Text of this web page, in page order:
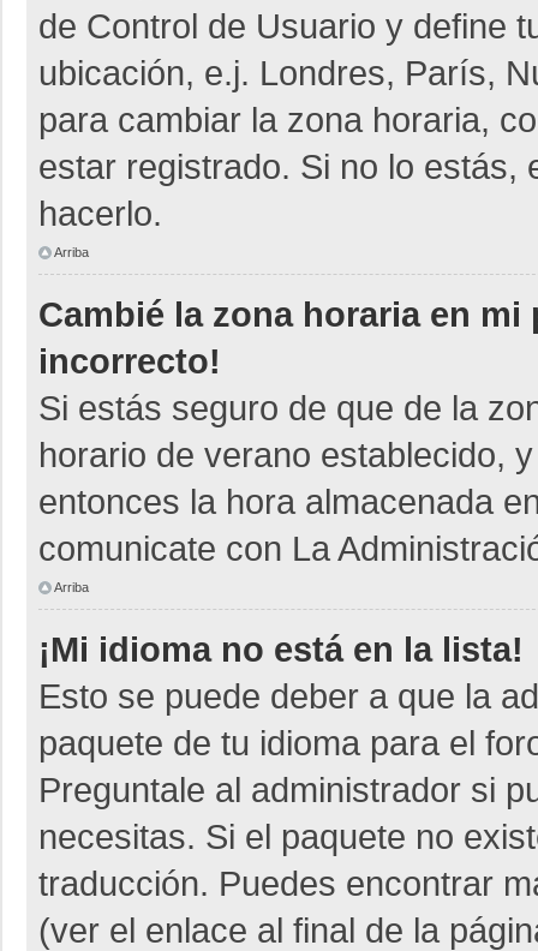
de Control de Usuario y define
ubicación, e.j. Londres, París,
para cambiar la zona horaria,
estar registrado. Si no lo estás,
hacerlo.
Arriba
Cambié la zona horaria en
incorrecto!
Si estás seguro de que de la
horario de verano establecido,
entonces la hora almacenada
comunicate con La
Arriba
¡Mi idioma no está en la lista!
Esto se puede deber a que la
paquete de tu idioma para el
Preguntale al administrador si
necesitas. Si el paquete no
traducción. Puedes encontrar
(ver el enlace al final de la